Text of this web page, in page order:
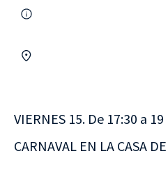
VIERNES 15. De 17:30 a
CARNAVAL EN LA CASA